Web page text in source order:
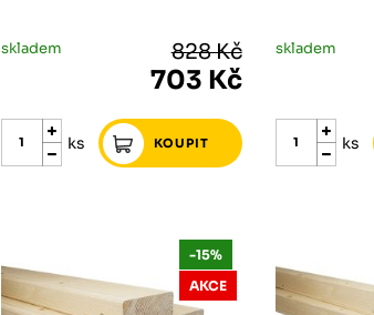
skladem 828 Kč
703 Kč
ks
skladem
ks
-15%
AKCE